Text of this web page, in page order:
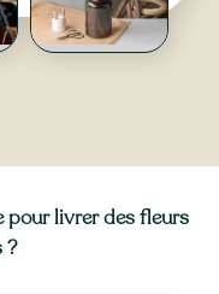
pour livrer des fleurs
?